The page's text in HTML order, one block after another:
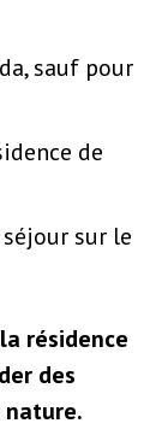
sauf pour
de
sur le
résidence
des
nature.